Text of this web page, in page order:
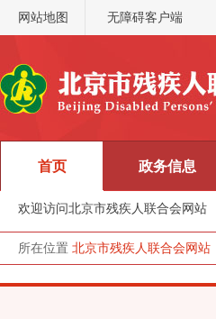
网站地图 无障碍客户端
首页
欢迎访问北京市残疾人联合会网站
政务信息
所在位置 北京市残疾人联合会网站